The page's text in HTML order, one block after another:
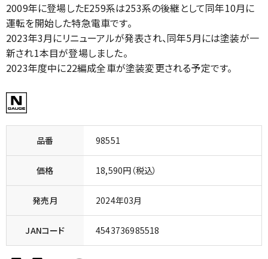
2009年に登場したE259系は253系の後継として同年10月に
運転を開始した特急電車です。
2023年3月にリニューアルが発表され、同年5月には塗装が一
新され1本目が登場しました。
2023年度中に22編成全車が塗装変更される予定です。
品番 98551
価格 18,590円（税込）
発売月 2024年03月
JANコード 4543736985518